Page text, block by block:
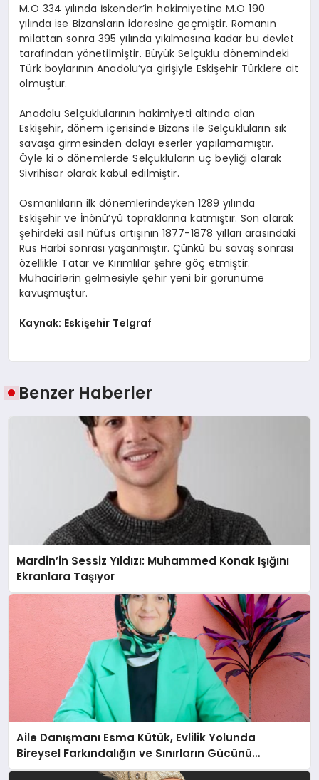
M.Ö 334 yılında İskender’in hakimiyetine M.Ö 190
yılında ise Bizansların idaresine geçmiştir. Romanın
milattan sonra 395 yılında yıkılmasına kadar bu devlet
tarafından yönetilmiştir. Büyük Selçuklu dönemindeki
Türk boylarının Anadolu’ya girişiyle Eskişehir Türklere ait
olmuştur.
Anadolu Selçuklularının hakimiyeti altında olan
Eskişehir, dönem içerisinde Bizans ile Selçukluların sık
savaşa girmesinden dolayı eserler yapılamamıştır.
Öyle ki o dönemlerde Selçukluların uç beyliği olarak
Sivrihisar olarak kabul edilmiştir.
Osmanlıların ilk dönemlerindeyken 1289 yılında
Eskişehir ve İnönü’yü topraklarına katmıştır. Son olarak
şehirdeki asıl nüfus artışının 1877-1878 yılları arasındaki
Rus Harbi sonrası yaşanmıştır. Çünkü bu savaş sonrası
özellikle Tatar ve Kırımlılar şehre göç etmiştir.
Muhacirlerin gelmesiyle şehir yeni bir görünüme
kavuşmuştur.
Kaynak: Eskişehir Telgraf
Benzer Haberler
Mardin’in Sessiz Yıldızı: Muhammed Konak Işığını
Ekranlara Taşıyor
Aile Danışmanı Esma Kütük, Evlilik Yolunda
Bireysel Farkındalığın ve Sınırların Gücünü
Anlatıyor